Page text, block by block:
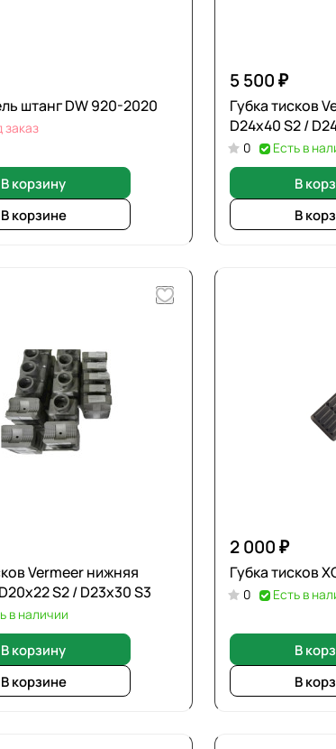
штанг DW 920-2020
заказ
В корзину
В корзине
5 500 ₽
Губка тисков
D24х40 S2 /
0 Есть в
В
В
Vermeer нижняя
S2 / D23х30 S3
в наличии
В корзину
В корзине
2 000 ₽
Губка тисков
0 Есть в
В
В